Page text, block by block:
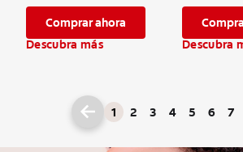
Comprar ahora
Descubra más
Descubra
1 2 3 4 5 6 7